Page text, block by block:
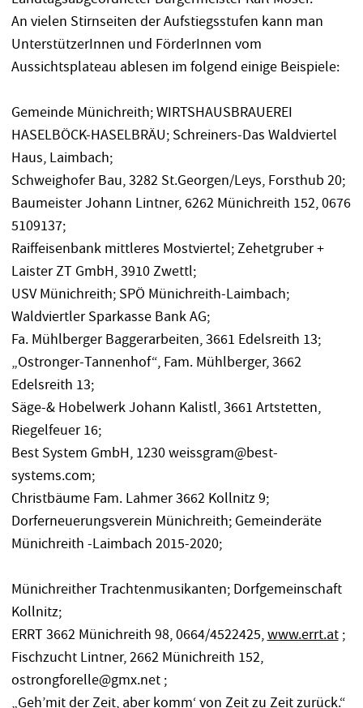
An vielen Stirnseiten der Aufstiegsstufen kann man
UnterstützerInnen und FörderInnen vom
Aussichtsplateau ablesen im folgend einige Beispiele:
Gemeinde Münichreith; WIRTSHAUSBRAUEREI
HASELBÖCK-HASELBRÄU; Schreiners-Das Waldviertel
Haus, Laimbach;
Schweighofer Bau, 3282 St.Georgen/Leys, Forsthub 20;
Baumeister Johann Lintner, 6262 Münichreith 152, 0676
5109137;
Raiffeisenbank mittleres Mostviertel; Zehetgruber +
Laister ZT GmbH, 3910 Zwettl;
USV Münichreith; SPÖ Münichreith-Laimbach;
Waldviertler Sparkasse Bank AG;
Fa. Mühlberger Baggerarbeiten, 3661 Edelsreith 13;
„Ostronger-Tannenhof“, Fam. Mühlberger, 3662
Edelsreith 13;
Säge-& Hobelwerk Johann Kalistl, 3661 Artstetten,
Riegelfeuer 16;
Best System GmbH, 1230 weissgram@best-
systems.com;
Christbäume Fam. Lahmer 3662 Kollnitz 9;
Dorferneuerungsverein Münichreith; Gemeinderäte
Münichreith -Laimbach 2015-2020;
Münichreither Trachtenmusikanten; Dorfgemeinschaft
Kollnitz;
ERRT 3662 Münichreith 98, 0664/4522425,www.errt.at;
Fischzucht Lintner, 2662 Münichreith 152,
ostrongforelle@gmx.net ;
„Geh’mit der Zeit, aber komm‘ von Zeit zu Zeit zurück.“